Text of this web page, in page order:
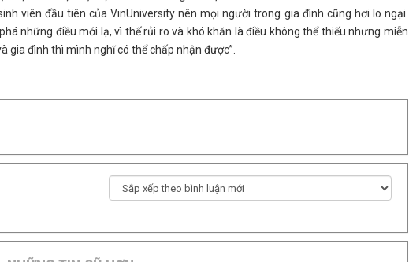
viên đầu tiên của VinUniversity nên mọi người trong gia đình cũng hơi lo ngại.
những điều mới lạ, vì thế rủi ro và khó khăn là điều không thể thiếu nhưng miễn
gia đình thì mình nghĩ có thể chấp nhận được”.